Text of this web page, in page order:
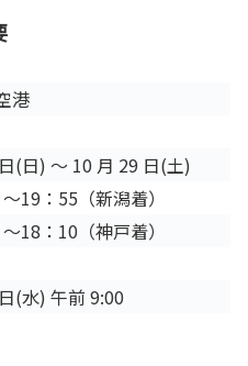
港
(日) ～ 10 月 29 日(土)
19：55（新潟着）
18：10（神戸着）
(水) 午前 9:00